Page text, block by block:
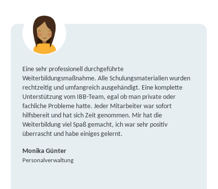
Eine sehr professionell durchgeführte
Weiterbildungsmaßnahme. Alle Schulungsmaterialien wurden
rechtzeitig und umfangreich ausgehändigt. Eine komplette
Unterstützung vom IBB-Team, egal ob man private oder
fachliche Probleme hatte. Jeder Mitarbeiter war sofort
hilfsbereit und hat sich Zeit genommen. Mir hat die
Weiterbildung viel Spaß gemacht, ich war sehr positiv
überrascht und habe einiges gelernt.
Monika Günter
Personalverwaltung